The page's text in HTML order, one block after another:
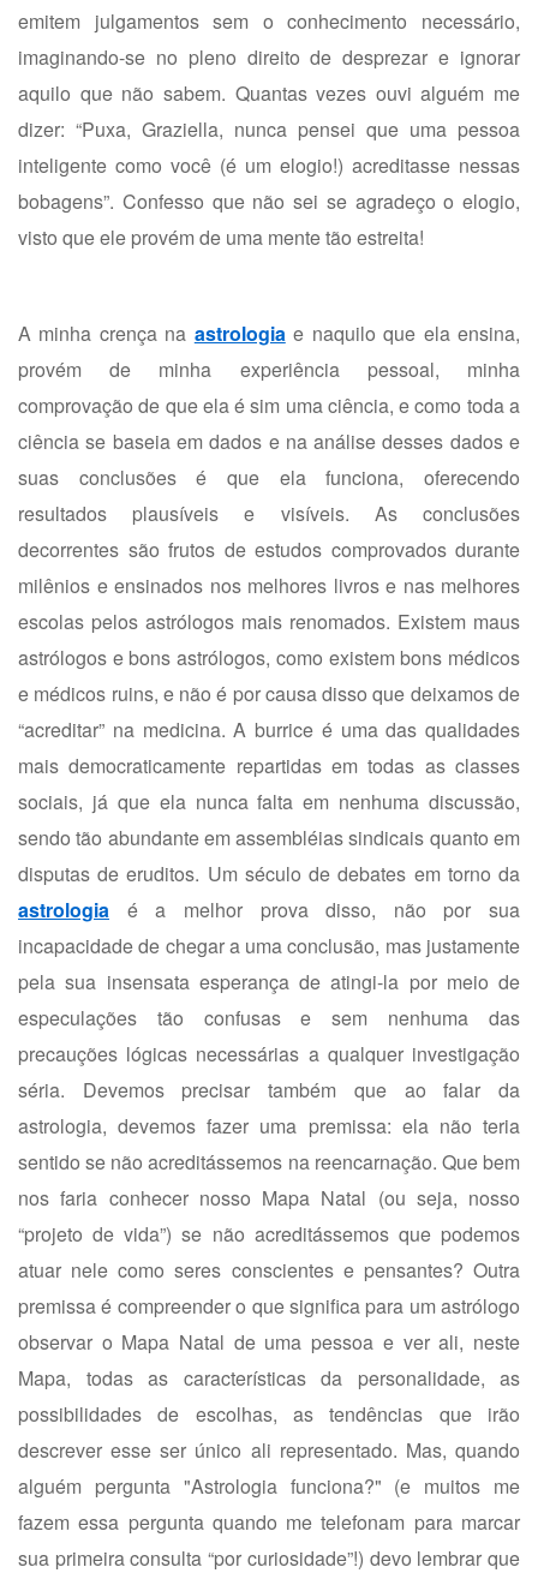
emitem julgamentos sem o conhecimento necessário,
imaginando-se no pleno direito de desprezar e ignorar
aquilo que não sabem. Quantas vezes ouvi alguém me
dizer: “Puxa, Graziella, nunca pensei que uma pessoa
inteligente como você (é um elogio!) acreditasse nessas
bobagens”. Confesso que não sei se agradeço o elogio,
visto que ele provém de uma mente tão estreita!
A minha crença na astrologiae naquilo que ela ensina,
provém de minha experiência pessoal, minha
comprovação de que ela é sim uma ciência, e como toda a
ciência se baseia em dados e na análise desses dados e
suas conclusões é que ela funciona, oferecendo
resultados plausíveis e visíveis. As conclusões
decorrentes são frutos de estudos comprovados durante
milênios e ensinados nos melhores livros e nas melhores
escolas pelos astrólogos mais renomados. Existem maus
astrólogos e bons astrólogos, como existem bons médicos
e médicos ruins, e não é por causa disso que deixamos de
“acreditar” na medicina. A burrice é uma das qualidades
mais democraticamente repartidas em todas as classes
sociais, já que ela nunca falta em nenhuma discussão,
sendo tão abundante em assembléias sindicais quanto em
disputas de eruditos. Um século de debates em torno da
astrologia é a melhor prova disso, não por sua
incapacidade de chegar a uma conclusão, mas justamente
pela sua insensata esperança de atingi-la por meio de
especulações tão confusas e sem nenhuma das
precauções lógicas necessárias a qualquer investigação
séria. Devemos precisar também que ao falar da
astrologia, devemos fazer uma premissa: ela não teria
sentido se não acreditássemos na reencarnação. Que bem
nos faria conhecer nosso Mapa Natal (ou seja, nosso
“projeto de vida”) se não acreditássemos que podemos
atuar nele como seres conscientes e pensantes? Outra
premissa é compreender o que significa para um astrólogo
observar o Mapa Natal de uma pessoa e ver ali, neste
Mapa, todas as características da personalidade, as
possibilidades de escolhas, as tendências que irão
descrever esse ser único ali representado. Mas, quando
alguém pergunta "Astrologia funciona?" (e muitos me
fazem essa pergunta quando me telefonam para marcar
sua primeira consulta “por curiosidade”!) devo lembrar que